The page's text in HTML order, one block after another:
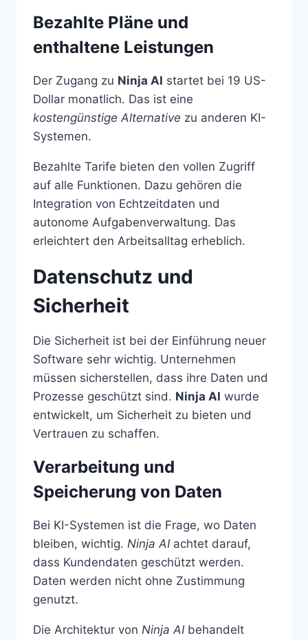
Bezahlte Pläne und
enthaltene Leistungen
Der Zugang zu Ninja AI startet bei 19 US-
Dollar monatlich. Das ist eine
kostengünstige Alternative zu anderen KI-
Systemen.
Bezahlte Tarife bieten den vollen Zugriff
auf alle Funktionen. Dazu gehören die
Integration von Echtzeitdaten und
autonome Aufgabenverwaltung. Das
erleichtert den Arbeitsalltag erheblich.
Datenschutz und
Sicherheit
Die Sicherheit ist bei der Einführung neuer
Software sehr wichtig. Unternehmen
müssen sicherstellen, dass ihre Daten und
Prozesse geschützt sind. Ninja AI wurde
entwickelt, um Sicherheit zu bieten und
Vertrauen zu schaffen.
Verarbeitung und
Speicherung von Daten
Bei KI-Systemen ist die Frage, wo Daten
bleiben, wichtig. Ninja AIachtet darauf,
dass Kundendaten geschützt werden.
Daten werden nicht ohne Zustimmung
genutzt.
Die Architektur von Ninja AIbehandelt